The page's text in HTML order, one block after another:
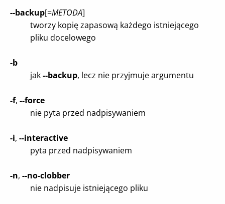
--backup[=METODA]
tworzy kopię zapasową każdego istniejącego
pliku docelowego
-b
jak--backup, lecz nie przyjmuje argumentu
-f, --force
nie pyta przed nadpisywaniem
-i, --interactive
pyta przed nadpisywaniem
-n, --no-clobber
nie nadpisuje istniejącego pliku